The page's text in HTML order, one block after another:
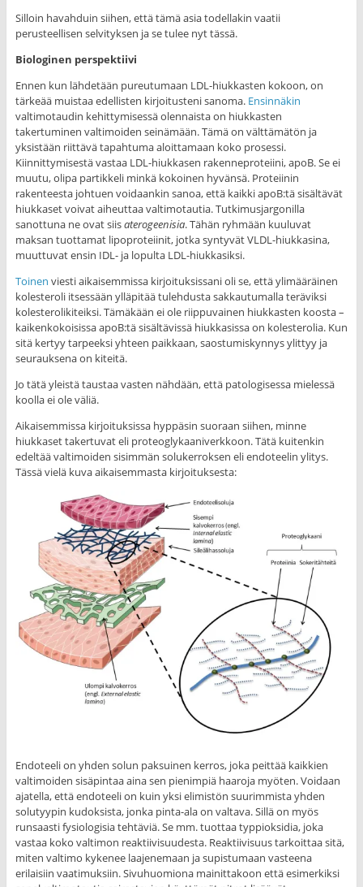
Silloin havahduin siihen, että tämä asia todellakin vaatii
perusteellisen selvityksen ja se tulee nyt tässä.
Biologinen perspektiivi
Ennen kun lähdetään pureutumaan LDL-hiukkasten kokoon, on
tärkeää muistaa edellisten kirjoitusteni sanoma. Ensinnäkin
valtimotaudin kehittymisessä olennaista on hiukkasten
takertuminen valtimoiden seinämään. Tämä on välttämätön ja
yksistään riittävä tapahtuma aloittamaan koko prosessi.
Kiinnittymisestä vastaa LDL-hiukkasen rakenneproteiini, apoB. Se ei
muutu, olipa partikkeli minkä kokoinen hyvänsä. Proteiinin
rakenteesta johtuen voidaankin sanoa, että kaikki apoB:tä sisältävät
hiukkaset voivat aiheuttaa valtimotautia. Tutkimusjargonilla
sanottuna ne ovat siisaterogeenisia. Tähän ryhmään kuuluvat
maksan tuottamat lipoproteiinit, jotka syntyvät VLDL-hiukkasina,
muuttuvat ensin IDL- ja lopulta LDL-hiukkasiksi.
Toinen viesti aikaisemmissa kirjoituksissani oli se, että ylimääräinen
kolesteroli itsessään ylläpitää tulehdusta sakkautumalla teräviksi
kolesterolikiteiksi. Tämäkään ei ole riippuvainen hiukkasten koosta –
kaikenkokoisissa apoB:tä sisältävissä hiukkasissa on kolesterolia. Kun
sitä kertyy tarpeeksi yhteen paikkaan, saostumiskynnys ylittyy ja
seurauksena on kiteitä.
Jo tätä yleistä taustaa vasten nähdään, että patologisessa mielessä
koolla ei ole väliä.
Aikaisemmissa kirjoituksissa hyppäsin suoraan siihen, minne
hiukkaset takertuvat eli proteoglykaaniverkkoon. Tätä kuitenkin
edeltää valtimoiden sisimmän solukerroksen eli endoteelin ylitys.
Tässä vielä kuva aikaisemmasta kirjoituksesta:
Endoteeli on yhden solun paksuinen kerros, joka peittää kaikkien
valtimoiden sisäpintaa aina sen pienimpiä haaroja myöten. Voidaan
ajatella, että endoteeli on kuin yksi elimistön suurimmista yhden
solutyypin kudoksista, jonka pinta-ala on valtava. Sillä on myös
runsaasti fysiologisia tehtäviä. Se mm. tuottaa typpioksidia, joka
vastaa koko valtimon reaktiivisuudesta. Reaktiivisuus tarkoittaa sitä,
miten valtimo kykenee laajenemaan ja supistumaan vasteena
erilaisiin vaatimuksiin. Sivuhuomiona mainittakoon että esimerkiksi